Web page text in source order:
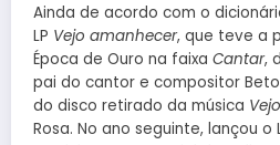
Ainda de acordo com o
LP Vejo amanhecer, que teve a
Época de Ouro na faixa Cantar,
pai do cantor e compositor
do disco retirado da música
Rosa. No ano seguinte, lançou o